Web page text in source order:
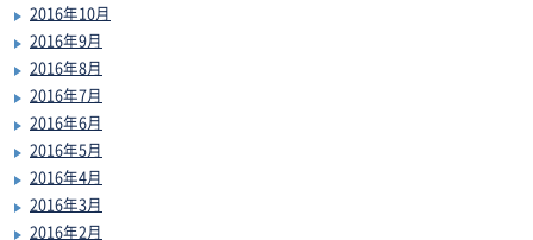
2016年10月
2016年9月
2016年8月
2016年7月
2016年6月
2016年5月
2016年4月
2016年3月
2016年2月